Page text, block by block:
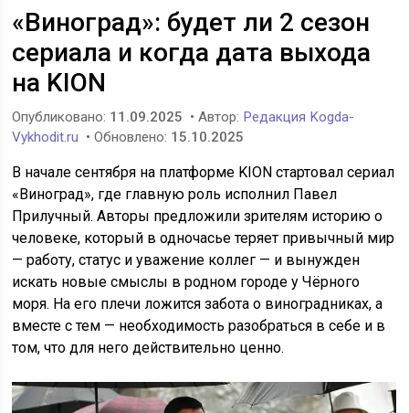
«Виноград»: будет ли 2 сезон
сериала и когда дата выхода
на KION
Опубликовано: 11.09.2025 • Автор: Редакция Kogda-
Vykhodit.ru • Обновлено: 15.10.2025
В начале сентября на платформе KION стартовал сериал
«Виноград», где главную роль исполнил Павел
Прилучный. Авторы предложили зрителям историю о
человеке, который в одночасье теряет привычный мир
— работу, статус и уважение коллег — и вынужден
искать новые смыслы в родном городе у Чёрного
моря. На его плечи ложится забота о виноградниках, а
вместе с тем — необходимость разобраться в себе и в
том, что для него действительно ценно.